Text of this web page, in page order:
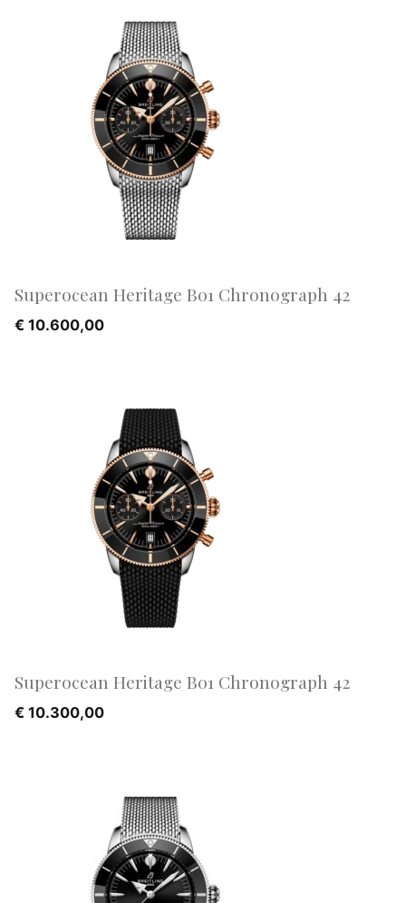
Superocean Heritage B01 Chronograph 42
€ 10.600,00
Superocean Heritage B01 Chronograph 42
€ 10.300,00